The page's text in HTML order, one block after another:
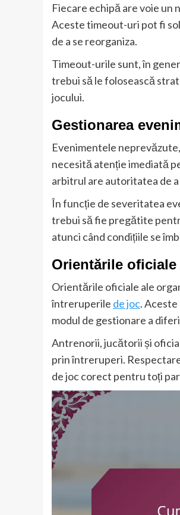
Fiecare echipă are voie un
Aceste timeout-uri pot fi
de a se reorganiza.
Timeout-urile sunt, în
trebui să le folosească
jocului.
Gestionarea
Evenimentele
necesită atenție imediată
arbitrul are autoritatea de a
În funcție de severitatea
trebui să fie pregătite
atunci când condițiile se
Orientările
Orientările oficiale ale
întreruperile de joc.
modul de gestionare a
Antrenorii, jucătorii și
prin întreruperi.
de joc corect pentru toți